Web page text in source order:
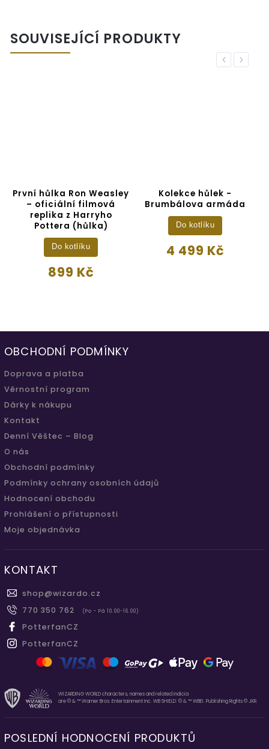
SOUVISEJÍCÍ PRODUKTY
Previous
První hůlka Ron Weasley
– oficiální filmová
replika z Harryho
Pottera (hůlka)
899 Kč
Do kotlíku
Kolekce hůlek -
Brumbálova armáda
4 499 Kč
Do kotlíku
Next
OBCHODNÍ PODMÍNKY
Doprava a platba
Věrnostní program
Dárky k nákupu
Kontakt
Denní Věštec – Blog
O nás
Obchodní podmínky
Podmínky ochrany osobních údajů
Hodnocení obchodu
Prohlášení o přístupnosti
Moje objednávka
KONTAKT
shop@wizardo.cz
770 350 762
(Po - Pá 10.00-16.00)
PotterfanCZ
PotterfanCZ
WIZARDING WORLD characters, names and related indicia
are © & ™ Warner Bros. Entertainment Inc. WB SHIELD: © & ™ WBEI. Publishing Rights © JKR.
POSLEDNÍ HODNOCENÍ PRODUKTŮ